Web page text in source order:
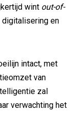
wint out-of-
en
intact, met
van
zal
verwachting het